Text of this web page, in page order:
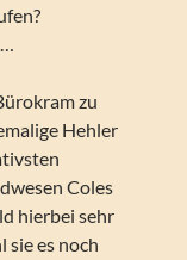
zu
Hehler
Coles
hierbei sehr
sie es noch